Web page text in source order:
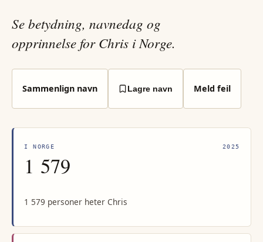
Se betydning, navnedag og
opprinnelse for Chris i Norge.
Sammenlign navn Lagre navn Meld feil
I NORGE 2025
1 579
1 579 personer heter Chris